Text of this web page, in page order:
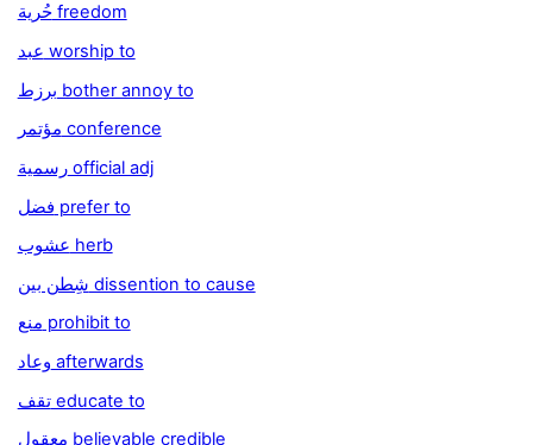
حُرية freedom
عبد worship to
برزط bother annoy to
مؤتمر conference
رسمية official adj
فضل prefer to
عشوب herb
شِطن بين dissention to cause
منع prohibit to
وعاد afterwards
تقف educate to
معقول believable credible